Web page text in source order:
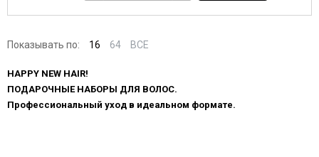
Показывать по: 16 64 ВСЕ
HAPPY NEW HAIR!
ПОДАРОЧНЫЕ НАБОРЫ ДЛЯ ВОЛОС.
Профессиональный уход в идеальном формате.